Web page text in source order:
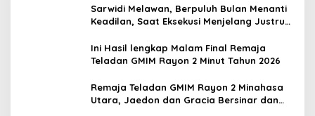
Sarwidi Melawan, Berpuluh Bulan Menanti
Keadilan, Saat Eksekusi Menjelang Justru
Ini Hasil lengkap Malam Final Remaja
Teladan GMIM Rayon 2 Minut Tahun 2026
Remaja Teladan GMIM Rayon 2 Minahasa
Utara, Jaedon dan Gracia Bersinar dan